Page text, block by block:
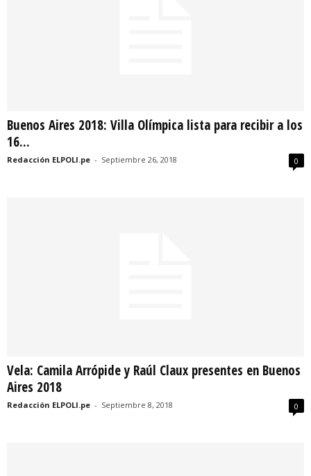
Buenos Aires 2018: Villa Olímpica lista para recibir a los
16...
Redacción ELPOLI.pe - Septiembre 26, 2018 0
Vela: Camila Arrópide y Raúl Claux presentes en Buenos
Aires 2018
Redacción ELPOLI.pe - Septiembre 8, 2018 0